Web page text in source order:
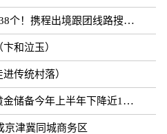
携程出境跟团线路搜索涨超20倍
和泣玉）
传统村落）
？广东“织网”记：全面迈入“高铁时代”，轨道沿线隆起大产业带
京津冀同城商务区